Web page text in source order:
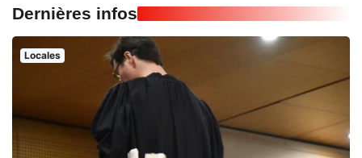
Dernières infos
Locales